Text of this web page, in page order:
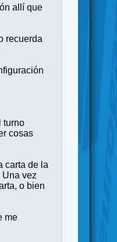
allí que
recuerda
turno
cosas
carta de la
Una vez
o bien
me